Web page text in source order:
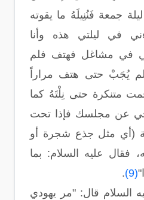
جمعة فَنُنِيلَهُ ما يقوته
في ليلتي هذه وأنا
في مشاغل فهتف فلم
يُجَبْ حتى هتف مراراً
متنكرة حتى نِلْتَهُ كما
عن مجلسك فإذا تحت
(أي مثل جذع شجرة أو
فقال عليه السلام: بما
(9)
.
السلام قال: "مر يهودي